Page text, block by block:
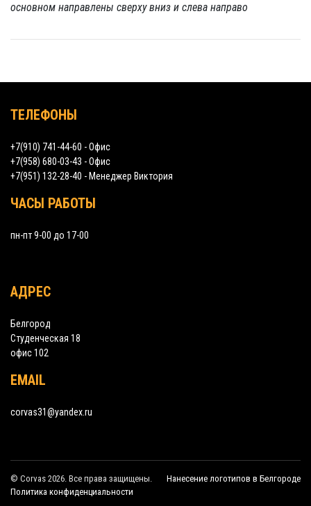
основном направлены сверху вниз и слева направо
ТЕЛЕФОНЫ
+7(910) 741-44-60 - Офис
+7(958) 680-03-43 - Офис
+7(951) 132-28-40 - Менеджер Виктория
ЧАСЫ РАБОТЫ
пн-пт 9-00 до 17-00
АДРЕС
Белгород
Студенческая 18
офис 102
EMAIL
corvas31@yandex.ru
© Corvas 2026. Все права защищены.
Политика конфиденциальности
Нанесение логотипов в Белгороде